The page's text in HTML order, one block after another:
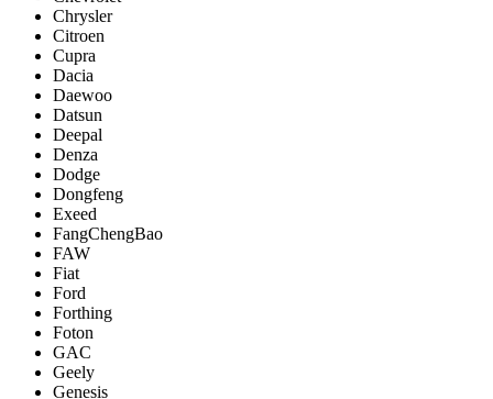
Chrysler
Citroen
Cupra
Dacia
Daewoo
Datsun
Deepal
Denza
Dodge
Dongfeng
Exeed
FangChengBao
FAW
Fiat
Ford
Forthing
Foton
GAC
Geely
Genesis